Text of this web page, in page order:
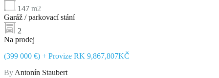
147 m2
Garáž / parkovací stání
2
Na prodej
(399 000 €) + Provize RK 9,867,807KČ
By Antonín Staubert